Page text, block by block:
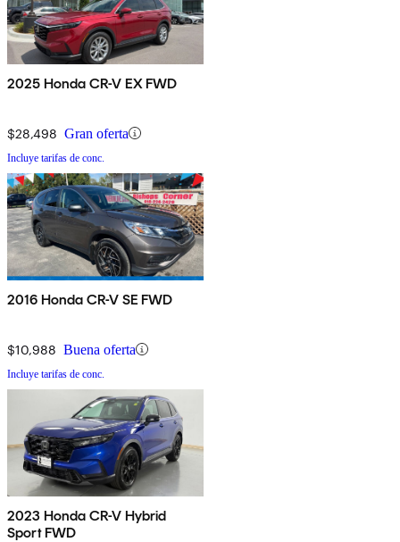
2025 Honda CR-V EX FWD
$28,498 Gran oferta
Incluye tarifas de conc.
2016 Honda CR-V SE FWD
$10,988 Buena oferta
Incluye tarifas de conc.
2023 Honda CR-V Hybrid
Sport FWD